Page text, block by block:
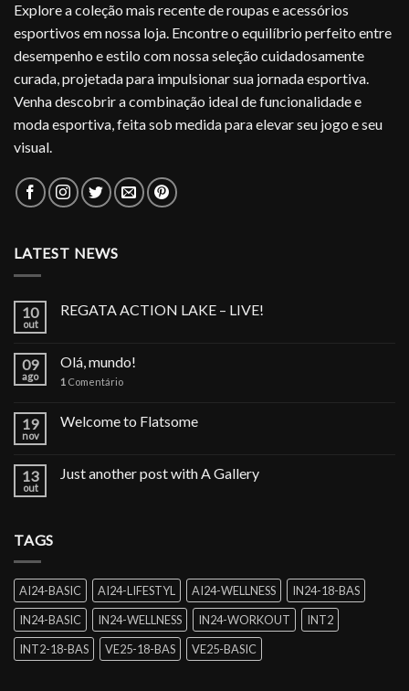
Explore a coleção mais recente de roupas e acessórios
esportivos em nossa loja. Encontre o equilíbrio perfeito entre
desempenho e estilo com nossa seleção cuidadosamente
curada, projetada para impulsionar sua jornada esportiva.
Venha descobrir a combinação ideal de funcionalidade e
moda esportiva, feita sob medida para elevar seu jogo e seu
visual.
LATEST NEWS
10
out
REGATA ACTION LAKE – LIVE!
09
ago
Olá, mundo!
1 Comentário
19
nov
Welcome to Flatsome
13
out
Just another post with A Gallery
TAGS
AI24-BASIC AI24-LIFESTYL AI24-WELLNESS
IN24-18-BAS
IN24-BASIC
IN24-WELLNESS IN24-WORKOUT
INT2
INT2-18-BAS
VE25-18-BAS VE25-BASIC